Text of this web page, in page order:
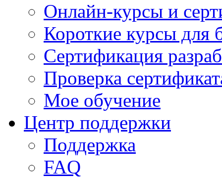
Онлайн-курсы и
Короткие курсы для
Сертификация
Проверка
Мое обучение
Центр поддержки
Поддержка
FAQ